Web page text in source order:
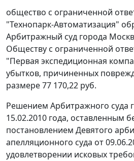
общество с ограниченной
"Технопарк-Автоматизация"
Арбитражный суд города
Обществу с ограниченной
"Первая экспедиционная
убытков, причиненных
размере 77 170,22 руб.
Решением Арбитражного суда
15.02.2010 года, оставленным
постановлением Девятого
апелляционного суда от
удовлетворении исковых